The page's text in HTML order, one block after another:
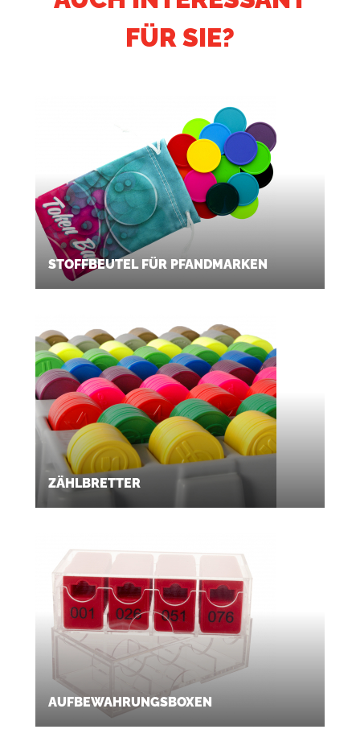
FÜR SIE?
STOFFBEUTEL FÜR PFANDMARKEN
ZÄHLBRETTER
AUFBEWAHRUNGSBOXEN